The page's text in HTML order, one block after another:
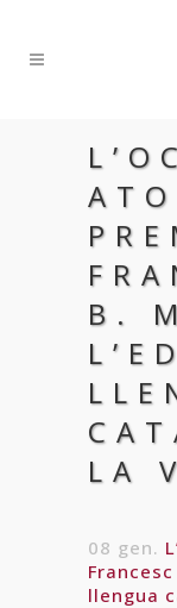
B.
LA
08 gen.
llengua